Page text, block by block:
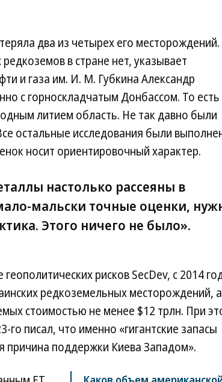
два из четырех его месторождений.
в стране нет, указывает
и газа им. И. М. Губкина Александр
с горноскладчатым Донбассом. То есть
литием область. Не так давно были
остальные исследования были
носит ориентировочный характер.
настолько рассеяны в
мальски точные оценки,
Этого ничего не было».
рисков SecDev, с 2014
редкоземельных месторождений, а
стоимостью не менее $12 трлн. При
писал, что именно «гигантские запасы
причина поддержки Киева Западом».